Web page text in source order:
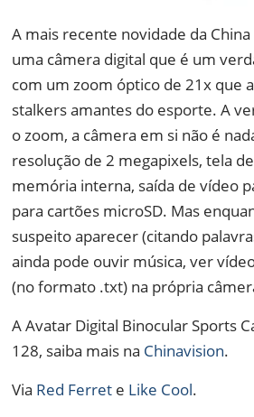
A mais recente novidade da
uma câmera digital que é um
com um zoom óptico de 21x que
stalkers amantes do esporte. A
o zoom, a câmera em si não é
resolução de 2 megapixels, tela
memória interna, saída de vídeo
para cartões microSD. Mas
suspeito aparecer (citando
ainda pode ouvir música, ver
(no formato .txt) na própria
A Avatar Digital Binocular Sports
128, saiba mais na Chinavision.
Via Red Ferret e Like Cool.